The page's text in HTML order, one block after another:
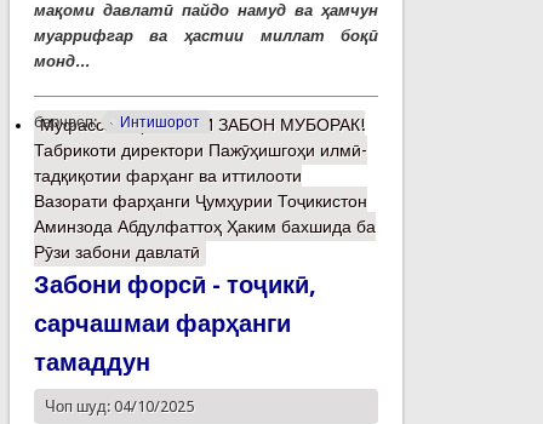
мақоми давлатӣ пайдо намуд ва ҳамчун
муаррифгар ва ҳастии миллат боқӣ
монд...
барчасп: Интишорот
Муфассалтаро РӮЗИ ЗАБОН МУБОРАК!
Табрикоти директори Пажӯҳишгоҳи илмӣ-
тадқиқотии фарҳанг ва иттилооти
Вазорати фарҳанги Ҷумҳурии Тоҷикистон
Аминзода Абдулфаттоҳ Ҳаким бахшида ба
Рӯзи забони давлатӣ
Забони форсӣ - тоҷикӣ,
сарчашмаи фарҳанги
тамаддун
Чоп шуд: 04/10/2025